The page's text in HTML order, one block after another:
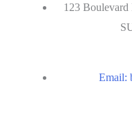
123
Email: